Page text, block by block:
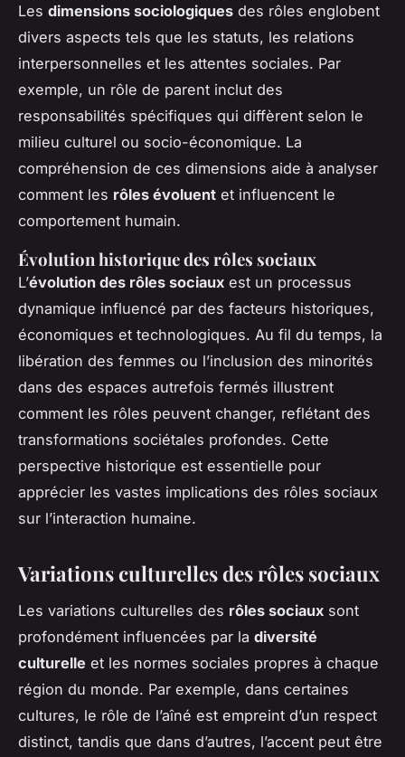
Les dimensions sociologiques des rôles englobent
divers aspects tels que les statuts, les relations
interpersonnelles et les attentes sociales. Par
exemple, un rôle de parent inclut des
responsabilités spécifiques qui diffèrent selon le
milieu culturel ou socio-économique. La
compréhension de ces dimensions aide à analyser
comment les rôles évoluent et influencent le
comportement humain.
Évolution historique des rôles sociaux
L’évolution des rôles sociaux est un processus
dynamique influencé par des facteurs historiques,
économiques et technologiques. Au fil du temps, la
libération des femmes ou l’inclusion des minorités
dans des espaces autrefois fermés illustrent
comment les rôles peuvent changer, reflétant des
transformations sociétales profondes. Cette
perspective historique est essentielle pour
apprécier les vastes implications des rôles sociaux
sur l’interaction humaine.
Variations culturelles des rôles sociaux
Les variations culturelles des rôles sociaux sont
profondément influencées par la diversité
culturelle et les normes sociales propres à chaque
région du monde. Par exemple, dans certaines
cultures, le rôle de l’aîné est empreint d’un respect
distinct, tandis que dans d’autres, l’accent peut être